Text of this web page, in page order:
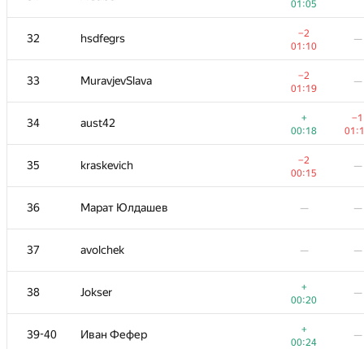
01:05
32 hsdfegrs
−2
01:10
—
33 MuravjevSlava
−2
01:19
—
34 aust42
+
00:18
−1
35 kraskevich
−2
00:15
—
36 Марат Юлдашев — —
37 avolchek — —
38 Jokser
+
00:20
—
39-40 Иван Фефер
+
00:24
—
15 Михаил Колупаев
+
00:42
16 Jedi_Knight
+
00:08
17 knightL
01:12
—
18 KADR
+1
00:25
19 gerald.agapov
00:23
20 Merkurev
00:34
21 Георгий Чебанов
01:05
22 Zhukov Dmitry
00:21